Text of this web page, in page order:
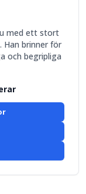
med ett stort
Han brinner för
och begripliga